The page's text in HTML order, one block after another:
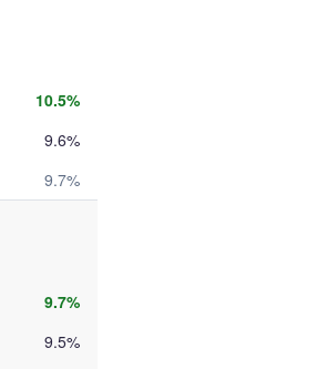
10.5%
9.6%
9.7%
9.7%
9.5%